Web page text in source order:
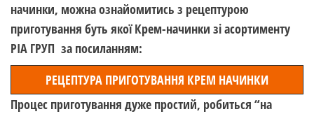
начинки, можна ознайомитись з рецептурою
приготування буть якої Крем-начинки зі асортименту
РІА ГРУП за посиланням:
РЕЦЕПТУРА ПРИГОТУВАННЯ КРЕМ НАЧИНКИ
Процес приготування дуже простий, робиться “на